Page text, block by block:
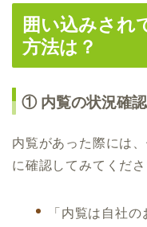
囲い込みされ
方法は？
① 内覧の状況確
内覧があった際には
に確認してみてくださ
「内覧は自社